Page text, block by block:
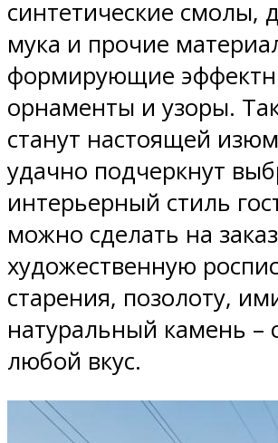
синтетические смолы,
мука и прочие
формирующие
орнаменты и узоры.
станут настоящей
удачно подчеркнут
интерьерный стиль
можно сделать на
художественную
старения, позолоту,
натуральный камень –
любой вкус.